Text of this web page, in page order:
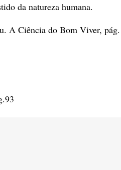
da natureza humana.
A Ciência do Bom Viver, pág.